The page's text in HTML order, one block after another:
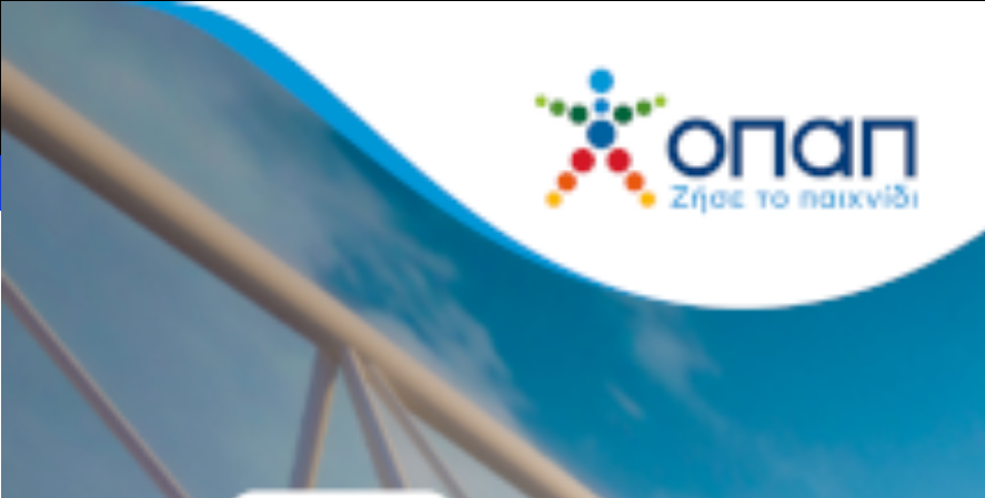
Football
Talk
Talk
Τένις
Καρώ
Σημαία
World
Sports
Retro
Stories
TV or not
TV
Euro 2024
Ο Φώτης Στρακόσια στο BN Sports:
κάνει πραγματικότητα το ακατόρθωτο
Αποκορύφωμα το Κύπελλο με τον
(video)